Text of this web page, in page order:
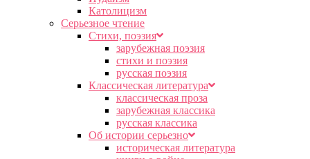
Католицизм
Серьезное чтение
Cтихи, поэзия
зарубежная поэзия
стихи и поэзия
русская поэзия
Классическая литература
классическая проза
зарубежная классика
русская классика
Об истории серьезно
историческая литература